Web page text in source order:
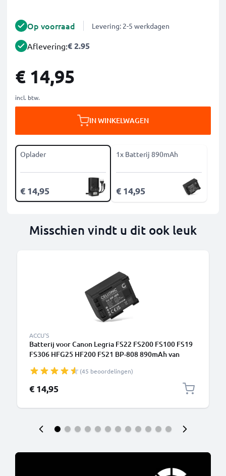
Op voorraad Levering: 2-5 werkdagen
Aflevering:€ 2.95
€ 14,95
incl. btw.
IN WINKELWAGEN
Oplader
€ 14,95
1x Batterij 890mAh
€ 14,95
Misschien vindt u dit ook leuk
ACCU'S
Batterij voor Canon Legria FS22 FS200 FS100 FS19
FS306 HFG25 HF200 FS21 BP-808 890mAh van
(45 beoordelingen)
€ 14,95